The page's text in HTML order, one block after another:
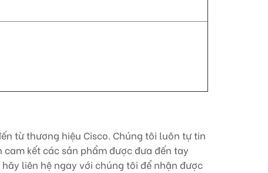
từ thương hiệu Cisco. Chúng tôi luôn tự tin
kết các sản phẩm được đưa đến tay
liên hệ ngay với chúng tôi để nhận được